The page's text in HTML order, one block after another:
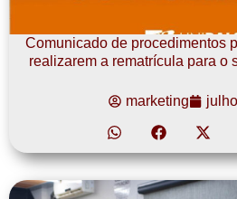
Comunicado de procedimentos
realizarem a rematrícula para o
marketing